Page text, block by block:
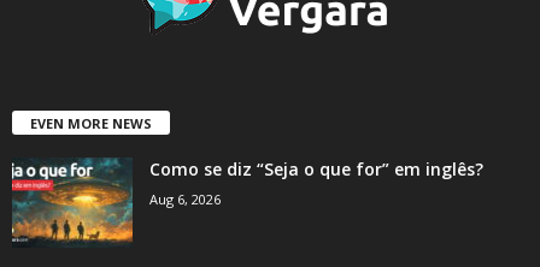
EVEN MORE NEWS
Como se diz “Seja o que for” em inglês?
Aug 6, 2026